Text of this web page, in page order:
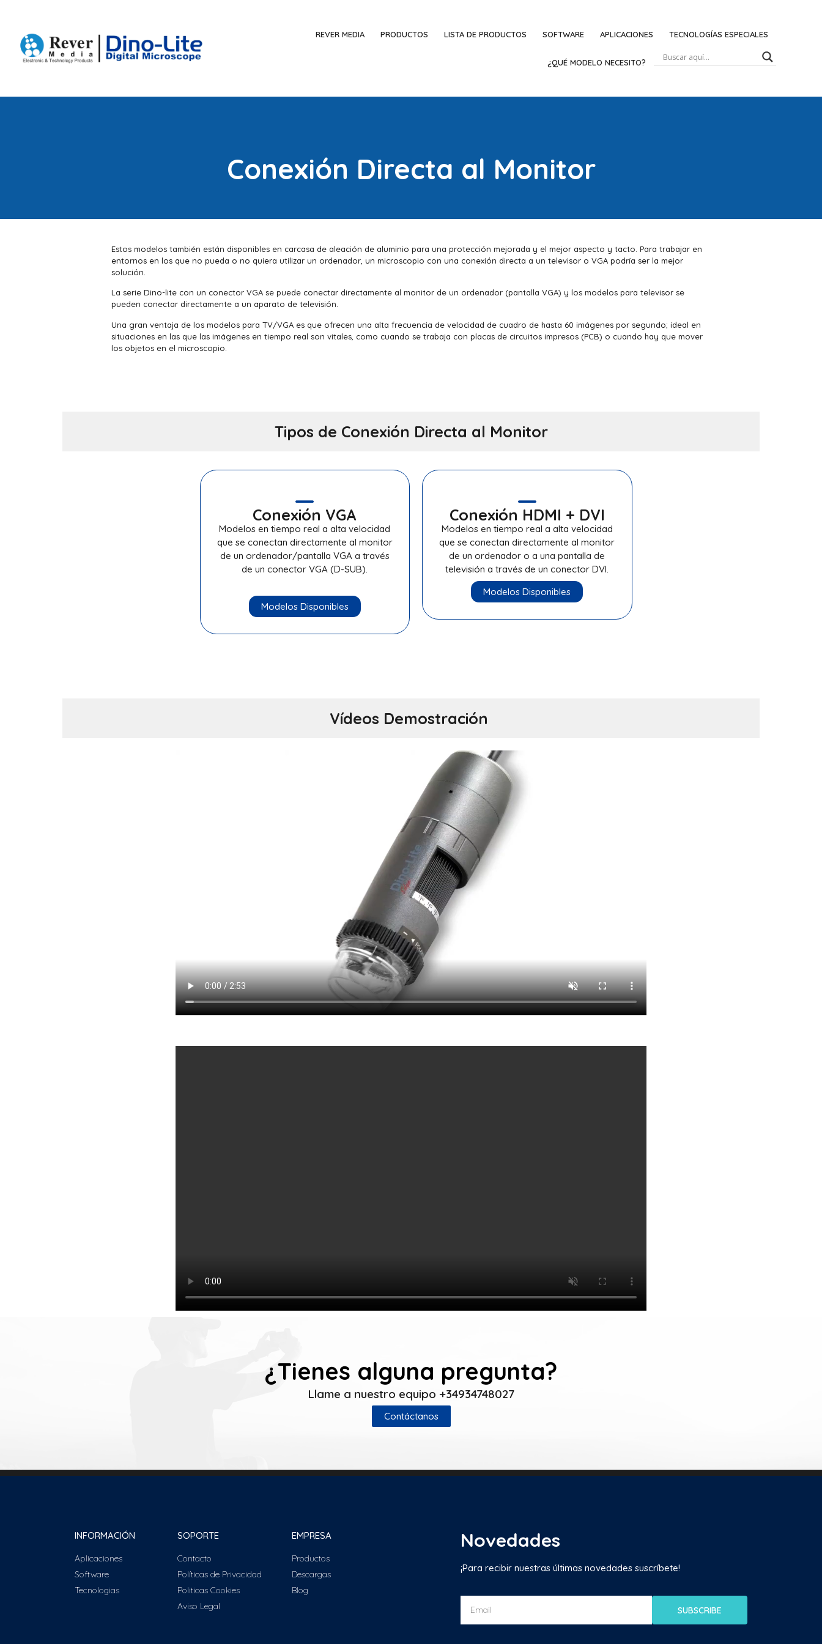
REVER MEDIA PRODUCTOS LISTA DE PRODUCTOS SOFTWARE APLICACIONES TECNOLOGÍAS ESPECIALES
¿QUÉ MODELO NECESITO?
Conexión Directa al Monitor
Estos modelos también están disponibles en carcasa de aleación de aluminio para una protección mejorada y el mejor aspecto y tacto. Para trabajar en
entornos en los que no pueda o no quiera utilizar un ordenador, un microscopio con una conexión directa a un televisor o VGA podría ser la mejor
solución.
La serie Dino-lite con un conector VGA se puede conectar directamente al monitor de un ordenador (pantalla VGA) y los modelos para televisor se
pueden conectar directamente a un aparato de televisión.
Una gran ventaja de los modelos para TV/VGA es que ofrecen una alta frecuencia de velocidad de cuadro de hasta 60 imágenes por segundo; ideal en
situaciones en las que las imágenes en tiempo real son vitales, como cuando se trabaja con placas de circuitos impresos (PCB) o cuando hay que mover
los objetos en el microscopio.
Tipos de Conexión Directa al Monitor
Conexión VGA
Modelos en tiempo real a alta velocidad
que se conectan directamente al monitor
de un ordenador/pantalla VGA a través
de un conector VGA (D-SUB).
Modelos Disponibles
Conexión HDMI + DVI
Modelos en tiempo real a alta velocidad
que se conectan directamente al monitor
de un ordenador o a una pantalla de
televisión a través de un conector DVI.
Modelos Disponibles
Vídeos Demostración
¿Tienes alguna pregunta?
Llame a nuestro equipo +34934748027
Contáctanos
INFORMACIÓN
Aplicaciones
Software
Tecnologias
SOPORTE
Contacto
Políticas de Privacidad
Politicas Cookies
Aviso Legal
EMPRESA
Productos
Descargas
Blog
Novedades
¡Para recibir nuestras últimas novedades suscríbete!
SUBSCRIBE